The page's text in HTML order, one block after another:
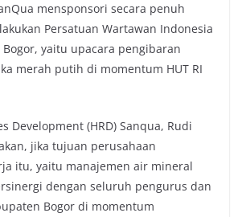
mensponsori secara penuh
Persatuan Wartawan Indonesia
Bogor, yaitu upacara pengibaran
merah putih di momentum HUT RI
Development (HRD) Sanqua, Rudi
jika tujuan perusahaan
itu, yaitu manajemen air mineral
dengan seluruh pengurus dan
Bogor di momentum